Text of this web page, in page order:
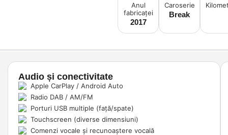
Anul
fabricaței
2017
Caroserie
Break
Audio și conectivitate
Apple CarPlay / Android Auto
Radio DAB / AM/FM
Porturi USB multiple (față/spate)
Touchscreen (diverse dimensiuni)
Comenzi vocale și recunoaștere vocală